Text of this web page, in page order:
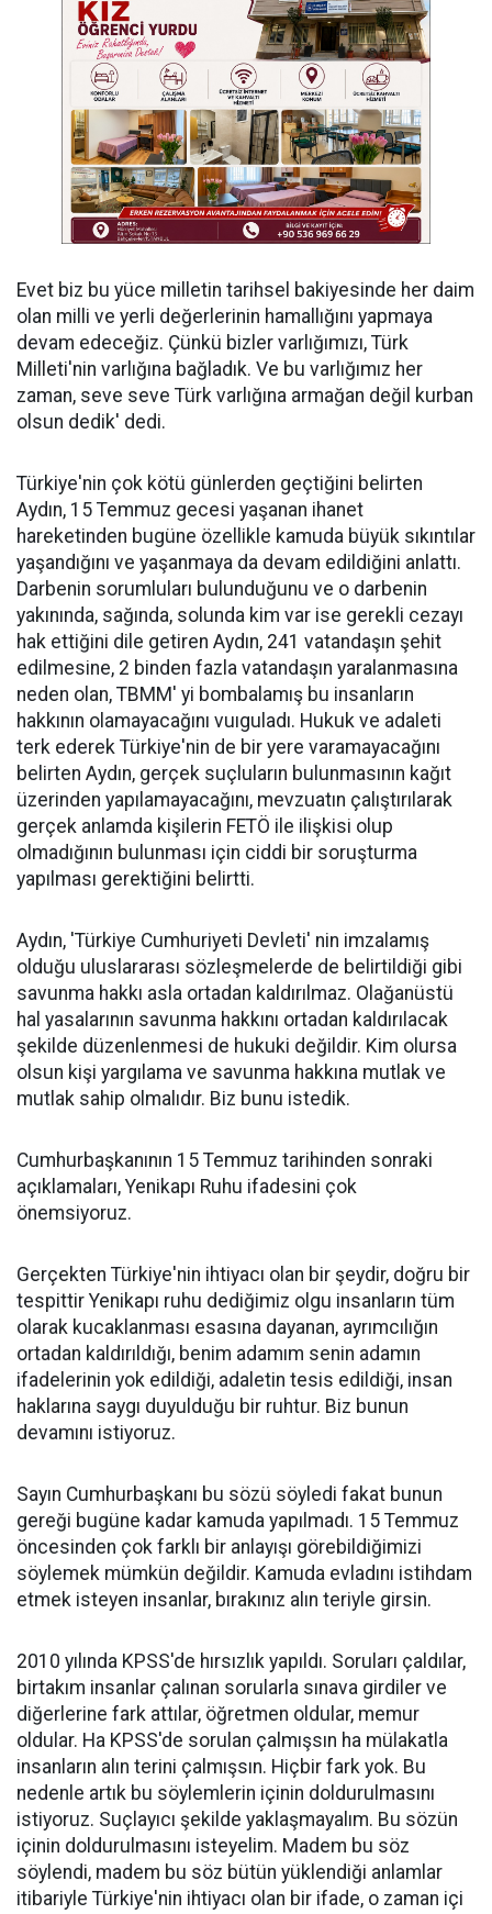
Evet biz bu yüce milletin tarihsel bakiyesinde her daim
olan milli ve yerli değerlerinin hamallığını yapmaya
devam edeceğiz. Çünkü bizler varlığımızı, Türk
Milleti'nin varlığına bağladık. Ve bu varlığımız her
zaman, seve seve Türk varlığına armağan değil kurban
olsun dedik' dedi.
Türkiye'nin çok kötü günlerden geçtiğini belirten
Aydın, 15 Temmuz gecesi yaşanan ihanet
hareketinden bugüne özellikle kamuda büyük sıkıntılar
yaşandığını ve yaşanmaya da devam edildiğini anlattı.
Darbenin sorumluları bulunduğunu ve o darbenin
yakınında, sağında, solunda kim var ise gerekli cezayı
hak ettiğini dile getiren Aydın, 241 vatandaşın şehit
edilmesine, 2 binden fazla vatandaşın yaralanmasına
neden olan, TBMM' yi bombalamış bu insanların
hakkının olamayacağını vuıguladı. Hukuk ve adaleti
terk ederek Türkiye'nin de bir yere varamayacağını
belirten Aydın, gerçek suçluların bulunmasının kağıt
üzerinden yapılamayacağını, mevzuatın çalıştırılarak
gerçek anlamda kişilerin FETÖ ile ilişkisi olup
olmadığının bulunması için ciddi bir soruşturma
yapılması gerektiğini belirtti.
Aydın, 'Türkiye Cumhuriyeti Devleti' nin imzalamış
olduğu uluslararası sözleşmelerde de belirtildiği gibi
savunma hakkı asla ortadan kaldırılmaz. Olağanüstü
hal yasalarının savunma hakkını ortadan kaldırılacak
şekilde düzenlenmesi de hukuki değildir. Kim olursa
olsun kişi yargılama ve savunma hakkına mutlak ve
mutlak sahip olmalıdır. Biz bunu istedik.
Cumhurbaşkanının 15 Temmuz tarihinden sonraki
açıklamaları, Yenikapı Ruhu ifadesini çok
önemsiyoruz.
Gerçekten Türkiye'nin ihtiyacı olan bir şeydir, doğru bir
tespittir Yenikapı ruhu dediğimiz olgu insanların tüm
olarak kucaklanması esasına dayanan, ayrımcılığın
ortadan kaldırıldığı, benim adamım senin adamın
ifadelerinin yok edildiği, adaletin tesis edildiği, insan
haklarına saygı duyulduğu bir ruhtur. Biz bunun
devamını istiyoruz.
Sayın Cumhurbaşkanı bu sözü söyledi fakat bunun
gereği bugüne kadar kamuda yapılmadı. 15 Temmuz
öncesinden çok farklı bir anlayışı görebildiğimizi
söylemek mümkün değildir. Kamuda evladını istihdam
etmek isteyen insanlar, bırakınız alın teriyle girsin.
2010 yılında KPSS'de hırsızlık yapıldı. Soruları çaldılar,
birtakım insanlar çalınan sorularla sınava girdiler ve
diğerlerine fark attılar, öğretmen oldular, memur
oldular. Ha KPSS'de sorulan çalmışsın ha mülakatla
insanların alın terini çalmışsın. Hiçbir fark yok. Bu
nedenle artık bu söylemlerin içinin doldurulmasını
istiyoruz. Suçlayıcı şekilde yaklaşmayalım. Bu sözün
içinin doldurulmasını isteyelim. Madem bu söz
söylendi, madem bu söz bütün yüklendiği anlamlar
itibariyle Türkiye'nin ihtiyacı olan bir ifade, o zaman içi